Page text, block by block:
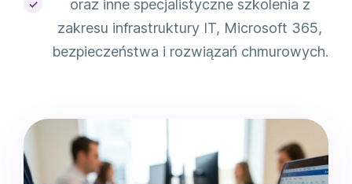
oraz inne specjalistyczne szkolenia z
zakresu infrastruktury IT, Microsoft 365,
bezpieczeństwa i rozwiązań chmurowych.